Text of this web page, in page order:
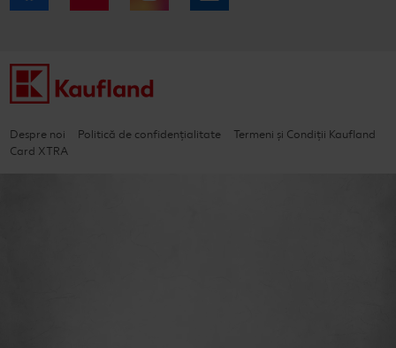
Despre noi Politică de confidențialitate
Termeni și Condiții Kaufland
Card XTRA